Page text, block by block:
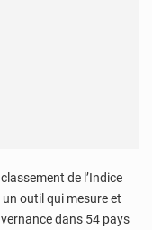
de l’Indice
outil qui mesure et
dans 54 pays